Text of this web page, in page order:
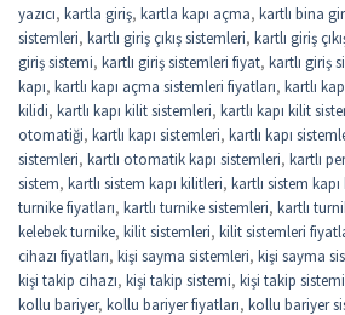
yazıcı, kartla giriş, kartla kapı açma, kartlı bina
sistemleri, kartlı giriş çıkış sistemleri, kartlı giriş
giriş sistemi, kartlı giriş sistemleri fiyat, kartlı giriş
kapı, kartlı kapı açma sistemleri fiyatları, kartlı
kilidi, kartlı kapı kilit sistemleri, kartlı kapı kilit
otomatiği, kartlı kapı sistemleri, kartlı kapı
sistemleri, kartlı otomatik kapı sistemleri, kartlı
sistem, kartlı sistem kapı kilitleri, kartlı sistem
turnike fiyatları, kartlı turnike sistemleri, kartlı
kelebek turnike, kilit sistemleri, kilit sistemleri
cihazı fiyatları, kişi sayma sistemleri, kişi sayma
kişi takip cihazı, kişi takip sistemi, kişi takip
kollu bariyer, kollu bariyer fiyatları, kollu bariyer